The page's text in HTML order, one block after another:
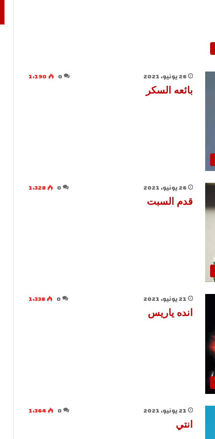
26 يونيو، 2021 0
1٬190
بائعه السكر
26 يونيو، 2021 0
1٬328
قدم السبت
21 يونيو، 2021 0
1٬338
انده ياريس
21 يونيو، 2021 0
1٬364
انتي